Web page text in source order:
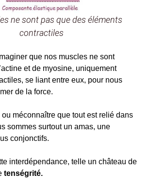
ne sont pas que des éléments
contractiles
que nos muscles ne sont
et de myosine, uniquement
se liant entre eux, pour nous
de la force.
ou méconnaître que tout est relié dans
sommes surtout un amas, une
conjonctifs.
interdépendance, telle un château de
tenségrité.